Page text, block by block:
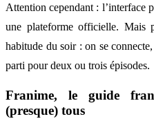
Attention cependant : l’interface
une plateforme officielle. Mais
habitude du soir : on se
parti pour deux ou trois épisodes.
Franime, le guide
(presque) tous